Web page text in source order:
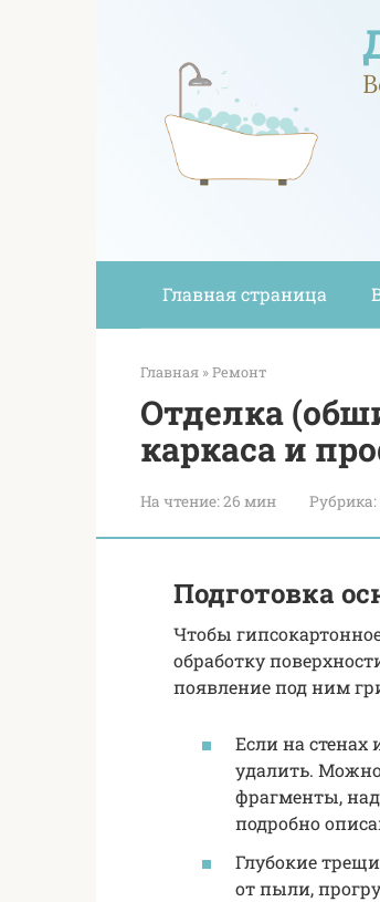
Главная страница
Главная »Ремонт
Отделка
каркаса и
На чтение:26 мин Рубрика:
Подготовка
Чтобы
обработку
появление под ним
Если на стенах
удалить.
фрагменты,
подробно
Глубокие
от пыли,